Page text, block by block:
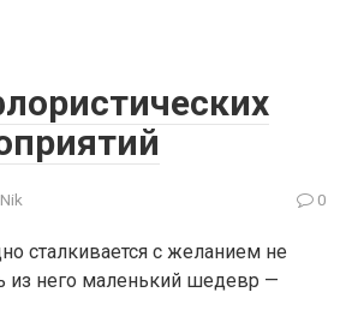
0
сталкивается с желанием не
из него маленький шедевр —